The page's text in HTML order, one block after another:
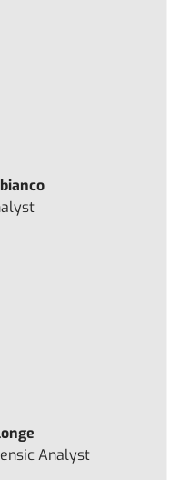
Analyst